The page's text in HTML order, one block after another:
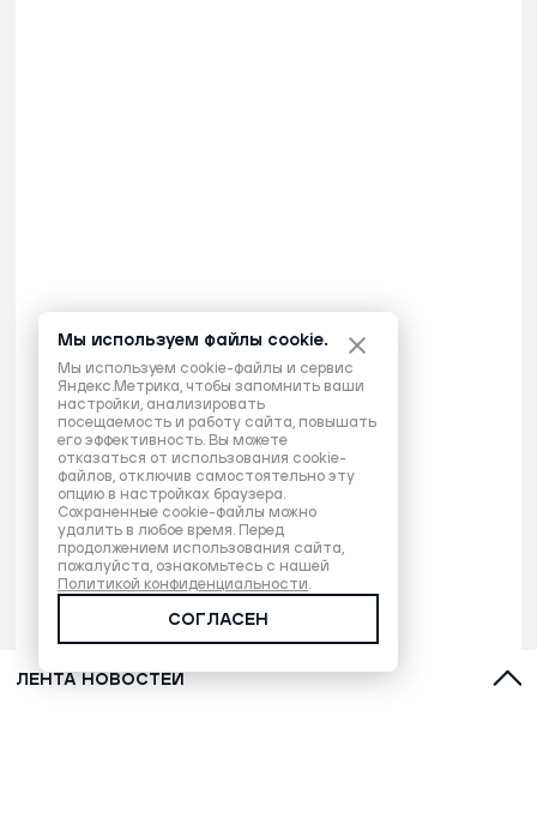
ЛЕНТА НОВОСТЕЙ
Мы используем файлы cookie.
Мы используем cookie-файлы и сервис
Яндекс.Метрика, чтобы запомнить ваши
настройки, анализировать
посещаемость и работу сайта, повышать
его эффективность. Вы можете
отказаться от использования cookie-
файлов, отключив самостоятельно эту
опцию в настройках браузера.
Сохраненные cookie-файлы можно
удалить в любое время. Перед
продолжением использования сайта,
пожалуйста, ознакомьтесь с нашей
Политикой конфиденциальности.
СОГЛАСЕН